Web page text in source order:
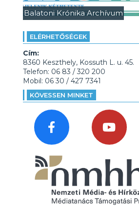
Balatoni Krónika Archívum
ELÉRHETŐSÉGEK
Cím:
8360 Keszthely, Kossuth L. u. 45.
Telefon: 06 83 / 320 200
Mobil: 06 30 / 427 7341
KÖVESSEN MINKET